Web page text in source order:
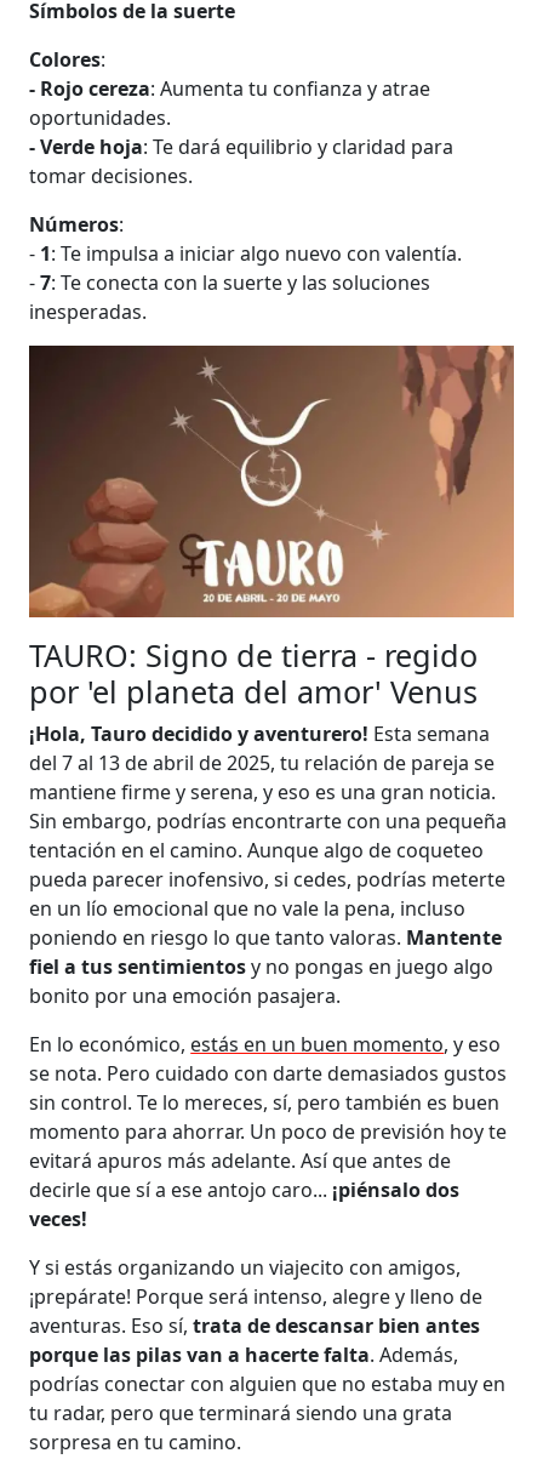
Símbolos de la suerte
Colores:
- Rojo cereza: Aumenta tu confianza y atrae
oportunidades.
- Verde hoja: Te dará equilibrio y claridad para
tomar decisiones.
Números:
- 1: Te impulsa a iniciar algo nuevo con valentía.
-7: Te conecta con la suerte y las soluciones
inesperadas.
TAURO: Signo de tierra - regido
por 'el planeta del amor' Venus
¡Hola, Tauro decidido y aventurero! Esta semana
del 7 al 13 de abril de 2025, tu relación de pareja se
mantiene firme y serena, y eso es una gran noticia.
Sin embargo, podrías encontrarte con una pequeña
tentación en el camino. Aunque algo de coqueteo
pueda parecer inofensivo, si cedes, podrías meterte
en un lío emocional que no vale la pena, incluso
poniendo en riesgo lo que tanto valoras. Mantente
fiel a tus sentimientosy no pongas en juego algo
bonito por una emoción pasajera.
En lo económico, estás en un buen momento, y eso
se nota. Pero cuidado con darte demasiados gustos
sin control. Te lo mereces, sí, pero también es buen
momento para ahorrar. Un poco de previsión hoy te
evitará apuros más adelante. Así que antes de
decirle que sí a ese antojo caro... ¡piénsalo dos
veces!
Y si estás organizando un viajecito con amigos,
¡prepárate! Porque será intenso, alegre y lleno de
aventuras. Eso sí,trata de descansar bien antes
porque las pilas van a hacerte falta. Además,
podrías conectar con alguien que no estaba muy en
tu radar, pero que terminará siendo una grata
sorpresa en tu camino.